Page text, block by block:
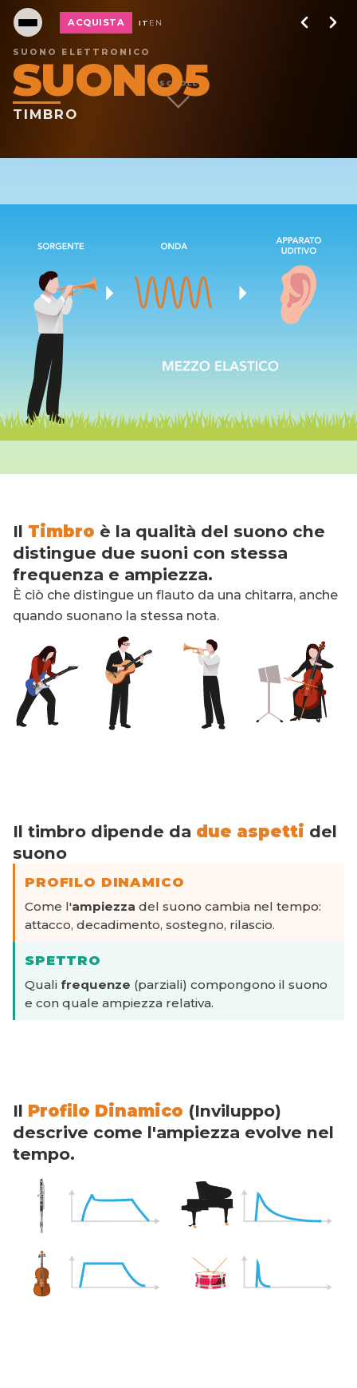
ACQUISTA IT EN
SUONO ELETTRONICO
SUONO5
TIMBRO
SCROLL
Il Timbro è la qualità del suono che
distingue due suoni con stessa
frequenza e ampiezza.
È ciò che distingue un flauto da una chitarra, anche
quando suonano la stessa nota.
Il timbro dipende da due aspetti del
suono
PROFILO DINAMICO
Come l'ampiezza del suono cambia nel tempo:
attacco, decadimento, sostegno, rilascio.
SPETTRO
Quali frequenze (parziali) compongono il suono
e con quale ampiezza relativa.
Il Profilo Dinamico (Inviluppo)
descrive come l'ampiezza evolve nel
tempo.